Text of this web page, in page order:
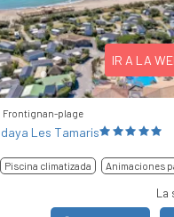
IR A LA
Frontignan-plage
Les Tamaris
Piscina climatizada Animaciones
La